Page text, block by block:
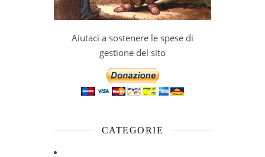
Aiutaci a sostenere le spese di
gestione del sito
CATEGORIE